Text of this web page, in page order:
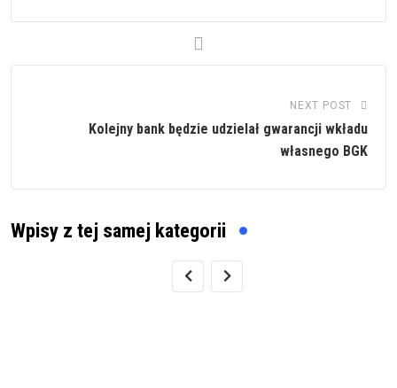
NEXT POST
Kolejny bank będzie udzielał gwarancji wkładu
własnego BGK
Wpisy z tej samej kategorii